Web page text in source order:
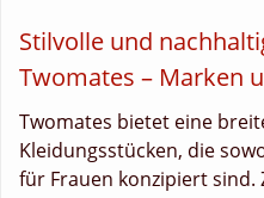
Stilvolle und
Twomates – Marken
Twomates bietet eine
Kleidungsstücken, die
für Frauen konzipiert sind.